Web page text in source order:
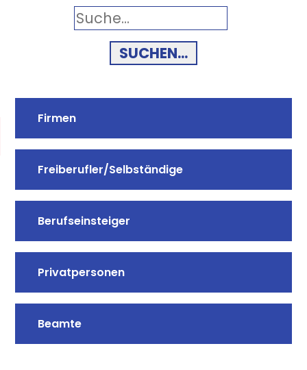
SUCHEN...
Firmen
Freiberufler/Selbständige
Berufseinsteiger
Privatpersonen
Beamte